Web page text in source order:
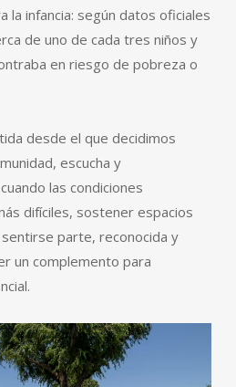
la infancia: según datos oficiales
de uno de cada tres niños y
en riesgo de pobreza o
desde el que decidimos
escucha y
las condiciones
difíciles, sostener espacios
parte, reconocida y
un complemento para